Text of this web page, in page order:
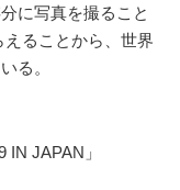
に写真を撮ること
ることから、世界
る。
IN JAPAN」